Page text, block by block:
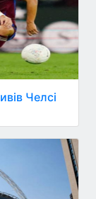
Челсі